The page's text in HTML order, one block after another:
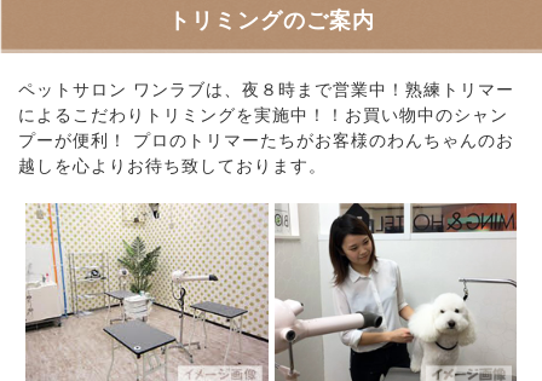
トリミングのご案内
ペットサロン ワンラブは、夜８時まで営業中！熟練トリマー
によるこだわりトリミングを実施中！！お買い物中のシャン
プーが便利！ プロのトリマーたちがお客様のわんちゃんのお
越しを心よりお待ち致しております。